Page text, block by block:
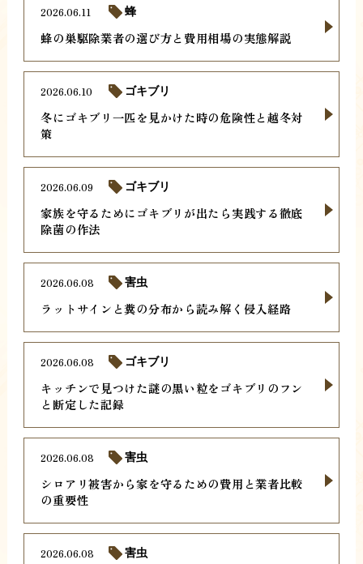
蜂の巣駆除業者の選び方と費用相場の実態解説
2026.06.11 蜂
冬にゴキブリ一匹を見かけた時の危険性と越冬対
策
2026.06.10 ゴキブリ
家族を守るためにゴキブリが出たら実践する徹底
除菌の作法
2026.06.09 ゴキブリ
ラットサインと糞の分布から読み解く侵入経路
2026.06.08 害虫
キッチンで見つけた謎の黒い粒をゴキブリのフン
と断定した記録
2026.06.08 ゴキブリ
シロアリ被害から家を守るための費用と業者比較
の重要性
2026.06.08 害虫
2026.06.08 害虫